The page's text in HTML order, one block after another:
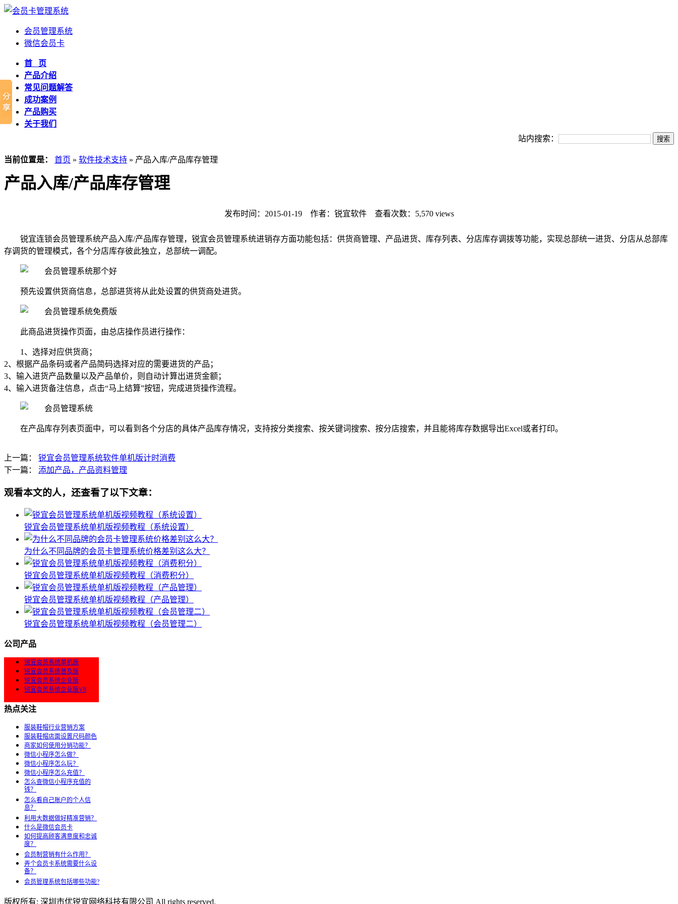
会员管理系统
微信会员卡
首 页
产品介绍
常见问题解答
成功案例
产品购买
关于我们
站内搜索：
当前位置是： 首页 » 软件技术支持 » 产品入库/产品库存管理
产品入库/产品库存管理
发布时间：2015-01-19 作者：锐宜软件 查看次数： 5,570 views
锐宜连锁会员管理系统产品入库/产品库存管理，锐宜会员管理系统进销存方面功能包括：供货商管理、产品进货、库存列表、分店库存调拨等功能，实现总部统一进货、分店从总部库
存调货的管理模式，各个分店库存彼此独立，总部统一调配。
预先设置供货商信息，总部进货将从此处设置的供货商处进货。
此商品进货操作页面，由总店操作员进行操作：
1、选择对应供货商；
2、根据产品条码或者产品简码选择对应的需要进货的产品；
3、输入进货产品数量以及产品单价，则自动计算出进货金额；
4、输入进货备注信息，点击“马上结算”按钮，完成进货操作流程。
在产品库存列表页面中，可以看到各个分店的具体产品库存情况，支持按分类搜索、按关键词搜索、按分店搜索，并且能将库存数据导出Excel或者打印。
上一篇： 锐宜会员管理系统软件单机版计时消费
下一篇： 添加产品，产品资料管理
观看本文的人，还查看了以下文章：
锐宜会员管理系统单机版视频教程（系统设置）
为什么不同品牌的会员卡管理系统价格差别这么大？
锐宜会员管理系统单机版视频教程（消费积分）
锐宜会员管理系统单机版视频教程（产品管理）
锐宜会员管理系统单机版视频教程（会员管理二）
公司产品
锐宜会员系统单机版
锐宜会员系统普及版
锐宜会员系统企业版
锐宜会员系统企业版V8
热点关注
服装鞋帽行业营销方案
服装鞋帽店面设置尺码颜色
商家如何使用分销功能？
微信小程序怎么做？
微信小程序怎么玩？
微信小程序怎么充值？
怎么查微信小程序充值的
钱？
怎么看自己账户的个人信
息？
利用大数据做好精准营销？
什么是微信会员卡
如何提高顾客满意度和忠诚
度？
会员制营销有什么作用？
弄个会员卡系统需要什么设
备？
会员管理系统包括哪些功能?
版权所有: 深圳市优锐宜网络科技有限公司 All rights reserved.